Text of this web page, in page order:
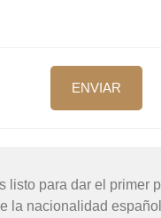
ENVIAR
listo para dar el primer
la nacionalidad